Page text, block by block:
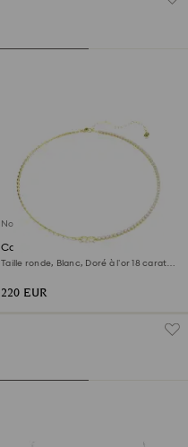
Nouveau
Collier Matrix
Taille ronde, Blanc, Doré à l’or 18 carats
220 EUR